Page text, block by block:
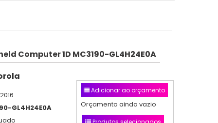
Computer 1D MC3190-GL4H24E0A
GL4H24E0A
Adicionar ao orçamento
Orçamento ainda vazio